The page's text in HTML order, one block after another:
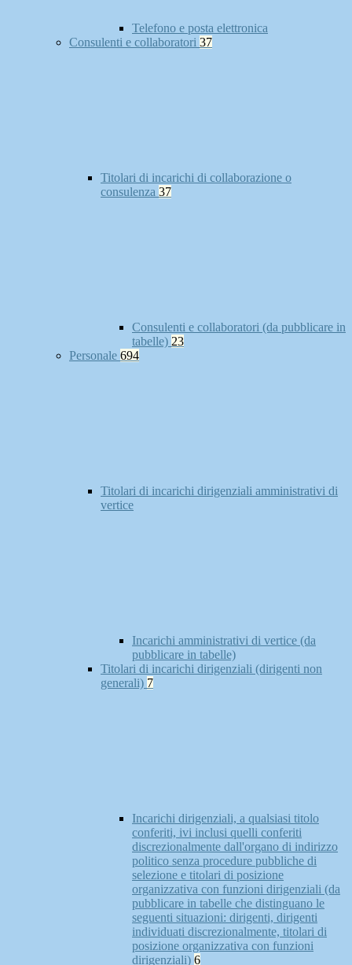
Telefono e posta elettronica
Consulenti e collaboratori 37
Titolari di incarichi di collaborazione o
consulenza 37
Consulenti e collaboratori (da pubblicare in
tabelle) 23
Personale 694
Titolari di incarichi dirigenziali amministrativi di
vertice
Incarichi amministrativi di vertice (da
pubblicare in tabelle)
Titolari di incarichi dirigenziali (dirigenti non
generali) 7
Incarichi dirigenziali, a qualsiasi titolo
conferiti, ivi inclusi quelli conferiti
discrezionalmente dall'organo di indirizzo
politico senza procedure pubbliche di
selezione e titolari di posizione
organizzativa con funzioni dirigenziali (da
pubblicare in tabelle che distinguano le
seguenti situazioni: dirigenti, dirigenti
individuati discrezionalmente, titolari di
posizione organizzativa con funzioni
dirigenziali) 6